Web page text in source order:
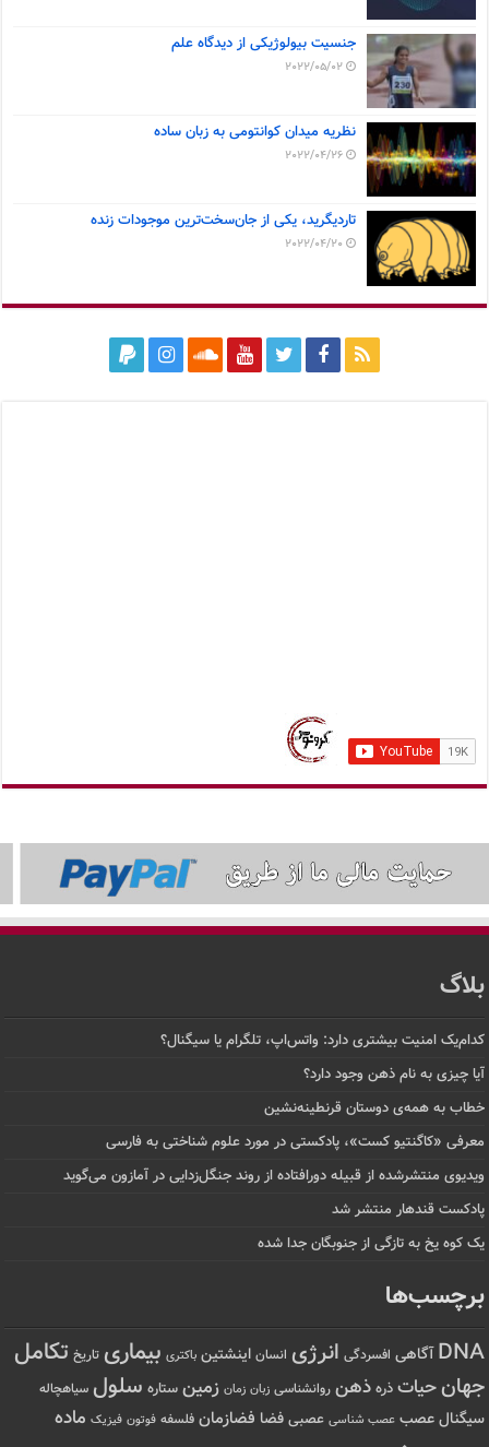
جنسیت بیولوژیکی از دیدگاه علم
2022/05/02
نظریه میدان کوانتومی به زبان ساده
2022/04/26
تاردیگرید، یکی از جان‌سخت‌ترین موجودات زنده
2022/04/20
بلاگ
کدام‌یک امنیت بیشتری دارد: واتس‌اپ، تلگرام یا سیگنال؟
آیا چیزی به نام ذهن وجود دارد؟
خطاب به همه‌ی دوستان قرنطینه‌نشین
معرفی «کاگنتیو کست»، پادکستی در مورد علوم شناختی به فارسی
ویدیوی منتشرشده از قبیله دورافتاده‌ از روند جنگل‌زدایی در آمازون می‌گوید
پادکست قندهار منتشر شد
یک کوه یخ به تازگی از جنوبگان جدا شده
برچسب‌ها
DNA آگاهی افسردگی انرژی انسان اینشتین باکتری بیماری تاریخ تکامل
جهانحیات ذره ذهن روانشناسی زبان زمان زمین ستاره سلول سیاهچاله
سیگنال عصب عصب شناسی عصبی فضا فضازمان فلسفه فوتون فیزیک ماده